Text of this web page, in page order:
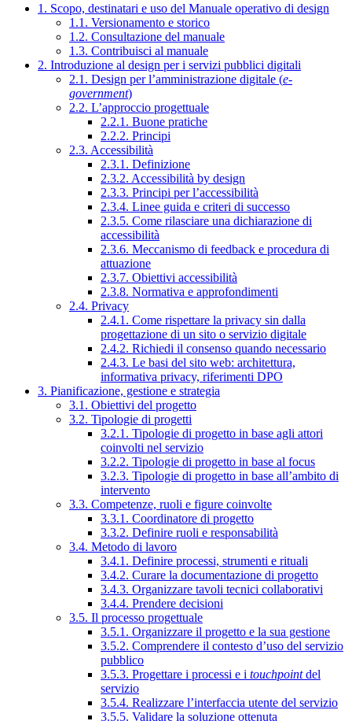
1. Scopo, destinatari e uso del Manuale operativo di design
1.1. Versionamento e storico
1.2. Consultazione del manuale
1.3. Contribuisci al manuale
2. Introduzione al design per i servizi pubblici digitali
2.1. Design per l’amministrazione digitale (e-
government)
2.2. L’approccio progettuale
2.2.1. Buone pratiche
2.2.2. Principi
2.3. Accessibilità
2.3.1. Definizione
2.3.2. Accessibilità by design
2.3.3. Principi per l’accessibilità
2.3.4. Linee guida e criteri di successo
2.3.5. Come rilasciare una dichiarazione di
accessibilità
2.3.6. Meccanismo di feedback e procedura di
attuazione
2.3.7. Obiettivi accessibilità
2.3.8. Normativa e approfondimenti
2.4. Privacy
2.4.1. Come rispettare la privacy sin dalla
progettazione di un sito o servizio digitale
2.4.2. Richiedi il consenso quando necessario
2.4.3. Le basi del sito web: architettura,
informativa privacy, riferimenti DPO
3. Pianificazione, gestione e strategia
3.1. Obiettivi del progetto
3.2. Tipologie di progetti
3.2.1. Tipologie di progetto in base agli attori
coinvolti nel servizio
3.2.2. Tipologie di progetto in base al focus
3.2.3. Tipologie di progetto in base all’ambito di
intervento
3.3. Competenze, ruoli e figure coinvolte
3.3.1. Coordinatore di progetto
3.3.2. Definire ruoli e responsabilità
3.4. Metodo di lavoro
3.4.1. Definire processi, strumenti e rituali
3.4.2. Curare la documentazione di progetto
3.4.3. Organizzare tavoli tecnici collaborativi
3.4.4. Prendere decisioni
3.5. Il processo progettuale
3.5.1. Organizzare il progetto e la sua gestione
3.5.2. Comprendere il contesto d’uso del servizio
pubblico
3.5.3. Progettare i processi e i touchpointdel
servizio
3.5.4. Realizzare l’interfaccia utente del servizio
3.5.5. Validare la soluzione ottenuta